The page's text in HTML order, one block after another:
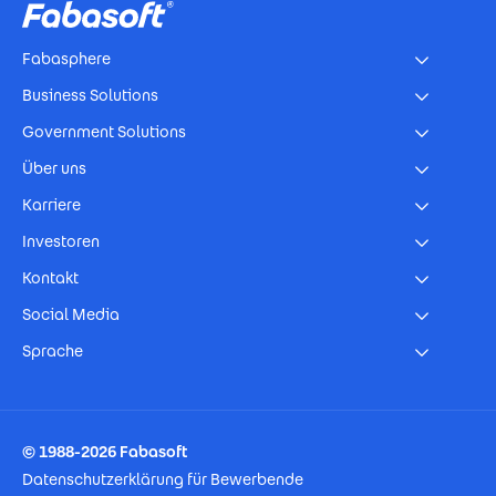
Fabasphere
Business Solutions
Government Solutions
Über uns
Karriere
Investoren
Kontakt
Social Media
Sprache
© 1988-2026 Fabasoft
Datenschutzerklärung für Bewerbende